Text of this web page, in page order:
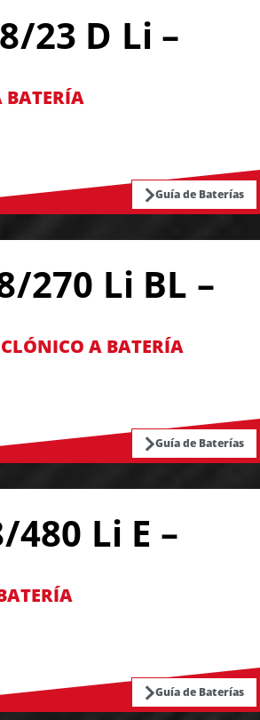
23 D Li –
BATERÍA
Guía de Baterías
270 Li BL –
A BATERÍA
Guía de Baterías
480 Li E –
Guía de Baterías